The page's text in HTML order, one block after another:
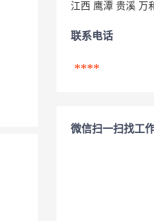
江西 鹰潭 贵溪 万
联系电话
****
微信扫一扫找工